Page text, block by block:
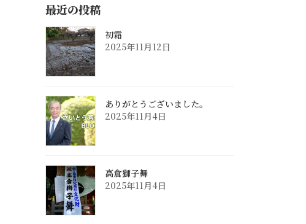
最近の投稿
初霜
2025年11月12日
ありがとうございました。
2025年11月4日
高倉獅子舞
2025年11月4日